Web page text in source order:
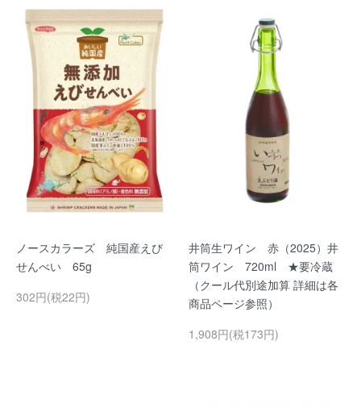
ノースカラーズ 純国産えび
せんべい 65g
302円(税22円)
井筒生ワイン 赤（2025）井
筒ワイン 720ml ★要冷蔵
（クール代別途加算 詳細は各
商品ページ参照）
1,908円(税173円)